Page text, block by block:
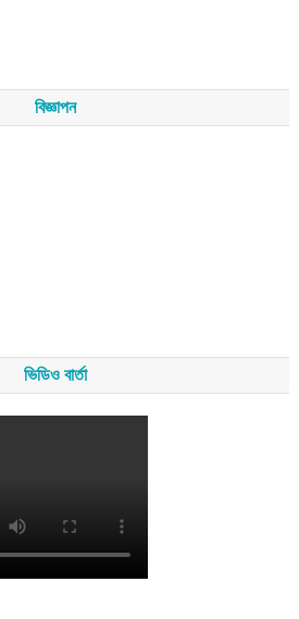
বিজ্ঞাপন
ভিডিও বার্তা